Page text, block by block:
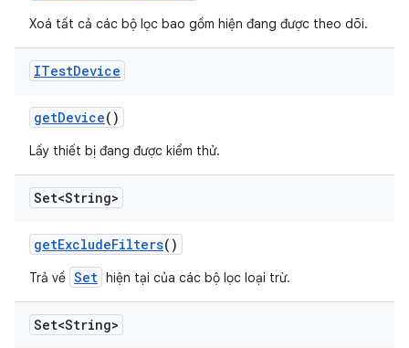
Xoá tất cả các bộ lọc bao gồm hiện đang được theo dõi.
ITestDevice
getDevice()
Lấy thiết bị đang được kiểm thử.
Set<String>
getExcludeFilters()
Trả về Set hiện tại của các bộ lọc loại trừ.
Set<String>